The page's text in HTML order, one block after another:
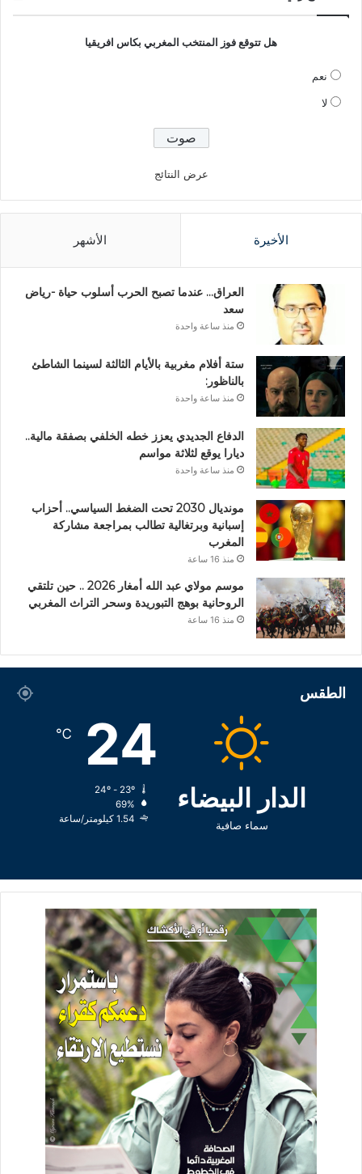
هل تتوقع فوز المنتخب المغربي بكاس افريقيا
نعم
لا
عرض النتائج
الأخيرة الأشهر
العراق… عندما تصبح الحرب أسلوب حياة -رياض
سعد
منذ ساعة واحدة
ستة أفلام مغربية بالأيام الثالثة لسينما الشاطئ
بالناظور:
منذ ساعة واحدة
الدفاع الجديدي يعزز خطه الخلفي بصفقة مالية..
ديارا يوقع لثلاثة مواسم
منذ ساعة واحدة
مونديال 2030 تحت الضغط السياسي.. أحزاب
إسبانية وبرتغالية تطالب بمراجعة مشاركة
المغرب
منذ 16 ساعة
موسم مولاي عبد الله أمغار 2026 .. حين تلتقي
الروحانية بوهج التبوريدة وسحر التراث المغربي
منذ 16 ساعة
الطقس
الدار البيضاء
سماء صافية
24
℃
69%
1.54 كيلومتر/ساعة